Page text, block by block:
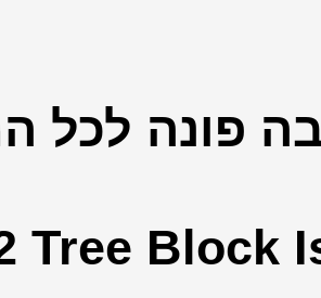
פונה לכל
Tree Block